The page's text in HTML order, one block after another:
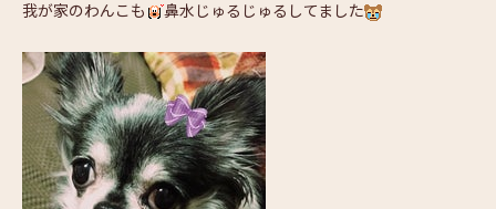
我が家のわんこも 鼻水じゅるじゅるしてました